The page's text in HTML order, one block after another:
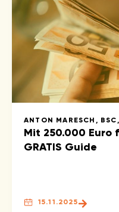
ANTON MARESCH,
Mit 250.000 Euro
GRATIS Guide
15.11.2025